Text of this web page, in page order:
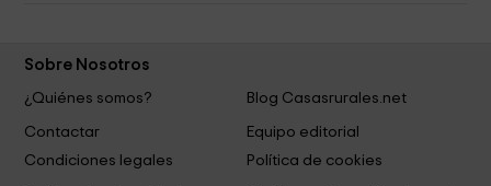
Sobre Nosotros
¿Quiénes somos?
Blog Casasrurales.net
Contactar
Equipo editorial
Condiciones legales
Política de cookies